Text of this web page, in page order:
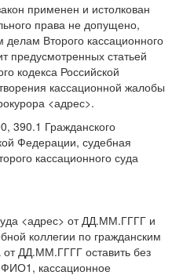
применен и истолкован
права не допущено,
делам Второго кассационного
предусмотренных статьей
кодекса Российской
кассационной жалобы
<адрес>.
390.1 Гражданского
Федерации, судебная
кассационного суда
<адрес> от ДД.ММ.ГГГГ и
коллегии по гражданским
от ДД.ММ.ГГГГ оставить без
кассационное